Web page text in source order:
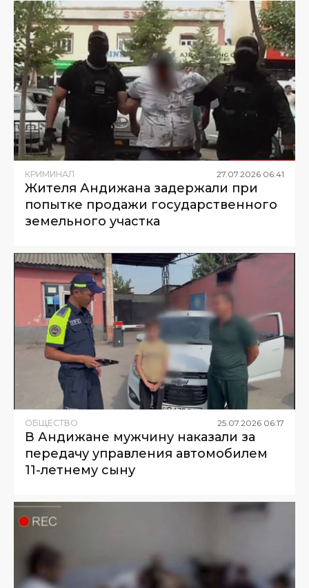
КРИМИНАЛ 27 07 2026 06:41
Жителя Андижана задержали при
попытке продажи государственного
земельного участка
ОБЩЕСТВО 25.07.2026 06:17
В Андижане мужчину наказали за
передачу управления автомобилем
11-летнему сыну